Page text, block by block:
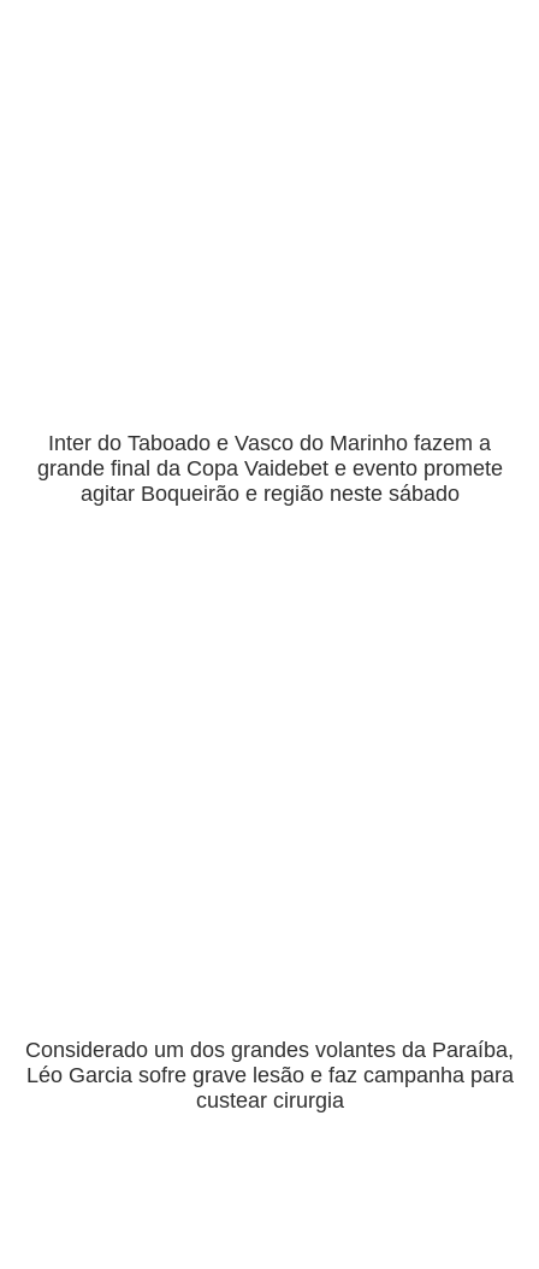
Inter do Taboado e Vasco do Marinho fazem a
grande final da Copa Vaidebet e evento promete
agitar Boqueirão e região neste sábado
Considerado um dos grandes volantes da Paraíba,
Léo Garcia sofre grave lesão e faz campanha para
custear cirurgia